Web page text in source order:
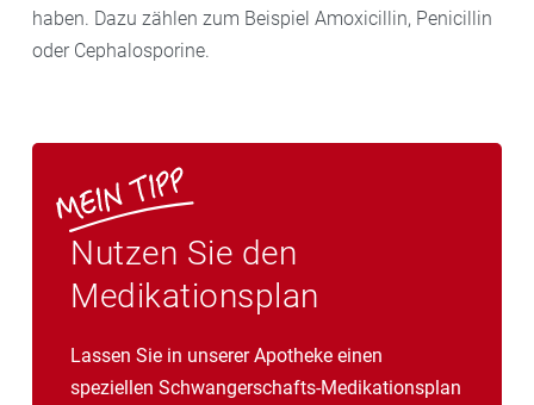
haben. Dazu zählen zum Beispiel Amoxicillin, Penicillin
oder Cephalosporine.
Nutzen Sie den
Medikationsplan
Lassen Sie in unserer Apotheke einen
speziellen Schwangerschafts-Medikationsplan